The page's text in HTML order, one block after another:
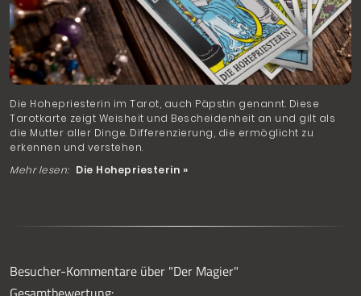
Die Hohepriesterin im Tarot, auch Päpstin genannt. Diese
Tarotkarte zeigt Weisheit und Bescheidenheit an und gilt als
die Mutter aller Dinge. Differenzierung, die ermöglicht zu
erkennen und verstehen.
Mehr lesen: Die Hohepriesterin »
Besucher-Kommentare über "Der Magier"